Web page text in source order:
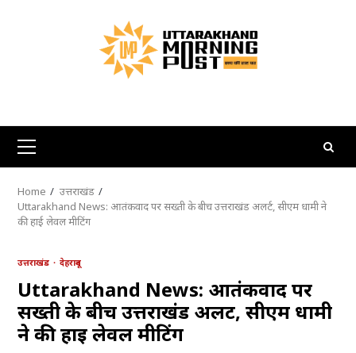
Primary
Menu
Home
उत्तराखंड
Uttarakhand News: आतंकवाद पर सख्ती के बीच उत्तराखंड अलर्ट, सीएम धामी ने
की हाई लेवल मीटिंग
उत्तराखंड देहरादून
Uttarakhand News: आतंकवाद पर
सख्ती के बीच उत्तराखंड अलर्ट, सीएम धामी
ने की हाई लेवल मीटिंग